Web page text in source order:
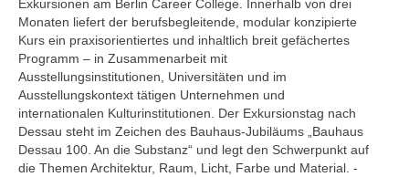
Exkursionen am Berlin Career College. Innerhalb von drei
Monaten liefert der berufsbegleitende, modular konzipierte
Kurs ein praxisorientiertes und inhaltlich breit gefächertes
Programm – in Zusammenarbeit mit
Ausstellungsinstitutionen, Universitäten und im
Ausstellungskontext tätigen Unternehmen und
internationalen Kulturinstitutionen. Der Exkursionstag nach
Dessau steht im Zeichen des Bauhaus-Jubiläums „Bauhaus
Dessau 100. An die Substanz“ und legt den Schwerpunkt auf
die Themen Architektur, Raum, Licht, Farbe und Material. -